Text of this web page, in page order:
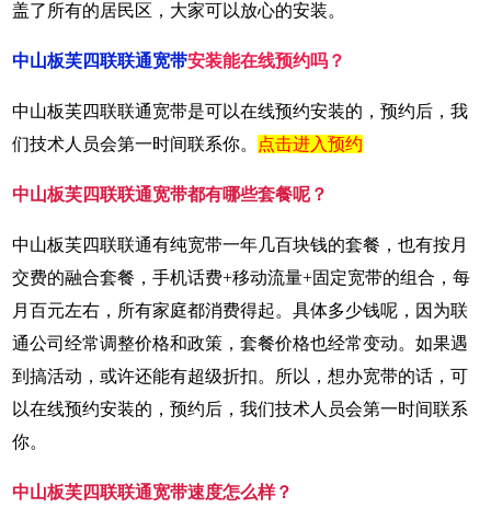
盖了所有的居民区，大家可以放心的安装。
中山板芙四联联通宽带安装能在线预约吗？
中山板芙四联联通宽带是可以在线预约安装的，预约后，我
们技术人员会第一时间联系你。
点击进入预约
中山板芙四联联通宽带都有哪些套餐呢？
中山板芙四联联通有纯宽带一年几百块钱的套餐，也有按月
交费的融合套餐，手机话费+移动流量+固定宽带的组合，每
月百元左右，所有家庭都消费得起。具体多少钱呢，因为联
通公司经常调整价格和政策，套餐价格也经常变动。如果遇
到搞活动，或许还能有超级折扣。所以，想办宽带的话，可
以在线预约安装的，预约后，我们技术人员会第一时间联系
你。
中山板芙四联联通宽带速度怎么样？